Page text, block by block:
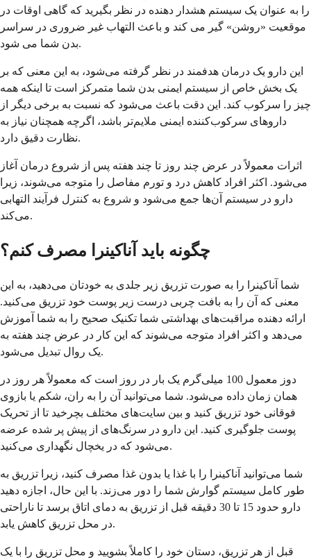
را به عنوان یک سیستم هشدار دهنده در نظر بگیرید که گاهی اوقات در
موقعیت «روشن» گیر می کند و باعث التهاب غیر ضروری در سراسر
بدن شما می شود.
این دارو یک درمان هدفمند در نظر گرفته می‌شود، به این معنی که بر
یک بخش خاص از سیستم ایمنی بدن شما متمرکز است تا اینکه همه
چیز را سرکوب کند. این دقت باعث می‌شود که نسبت به برخی دیگر از
داروهای سرکوب‌کننده ایمنی ملایم‌تر باشد، اگرچه همچنان نیاز به
نظارت دقیق دارد.
اثرات معمولاً در عرض چند روز تا چند هفته پس از شروع درمان آغاز
می‌شود. اکثر افراد کاهش درد و تورم مفاصل را متوجه می‌شوند، زیرا
دارو در سیستم آن‌ها جمع می‌شود و شروع به کنترل فرآیند التهابی
می‌کند.
چگونه باید آناکینرا مصرف کنم؟
شما آناکینرا را به صورت تزریق زیر جلدی به خودتان می‌دهید، به این
معنی که آن را به بافت چربی درست زیر پوست خود تزریق می‌کنید.
ارائه دهنده مراقبت‌های بهداشتی شما تکنیک صحیح را به شما آموزش
می‌دهد و اکثر افراد متوجه می‌شوند که این کار در عرض چند هفته به
یک روال تبدیل می‌شود.
دوز معمول 100 میلی‌گرم یک بار در روز است که معمولاً هر روز در
همان زمان داده می‌شود. شما می‌توانید آن را به ران، شکم یا بازوی
فوقانی خود تزریق کنید و بین سایت‌های مختلف بچرخید تا از تحریک
پوست جلوگیری کنید. این دارو در سرنگ‌های از پیش پر شده عرضه
می‌شود که در یخچال نگهداری می‌کنید.
شما می‌توانید آناکینرا را با غذا یا بدون غذا مصرف کنید، زیرا تزریق به
طور کامل سیستم گوارش شما را دور می‌زند. با این حال، اجازه دهید
دارو حدود 15 تا 30 دقیقه قبل از تزریق به دمای اتاق برسد تا ناراحتی
در محل تزریق کاهش یابد.
قبل از هر تزریق، دستان خود را کاملاً بشویید و محل تزریق را با یک